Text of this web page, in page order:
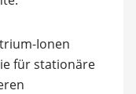
Ionen
für stationäre